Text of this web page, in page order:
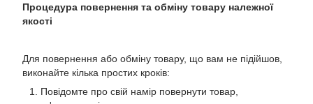
Процедура повернення та обміну товару належної
якості
Для повернення або обміну товару, що вам не підійшов,
виконайте кілька простих кроків:
Повідомте про свій намір повернути товар,